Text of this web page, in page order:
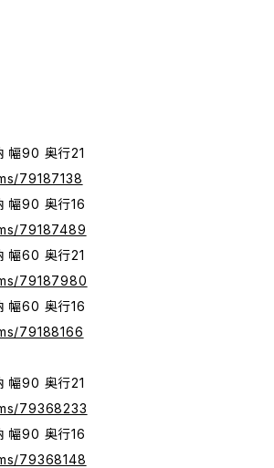
幅90 奥行21
79187138
幅90 奥行16
79187489
幅60 奥行21
79187980
幅60 奥行16
79188166
幅90 奥行21
79368233
幅90 奥行16
79368148